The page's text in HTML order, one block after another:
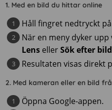
1. Med en bild du hittar online
Håll fingret nedtryckt
När en meny dyker
Lens ellerSök efter
Resultaten visas direkt
2. Med kameran eller en bild
Öppna Google-appen.